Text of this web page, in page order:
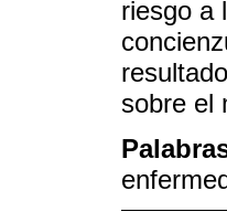
riesgo a
sobre el